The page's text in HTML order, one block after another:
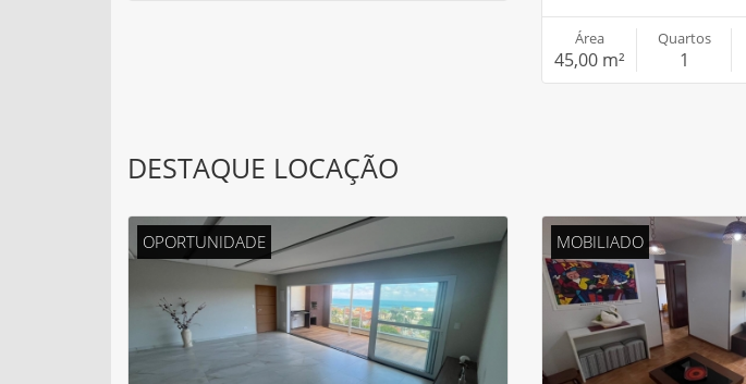
Área
45,00 m²
Quartos
1
DESTAQUE LOCAÇÃO
OPORTUNIDADE MOBILIADO